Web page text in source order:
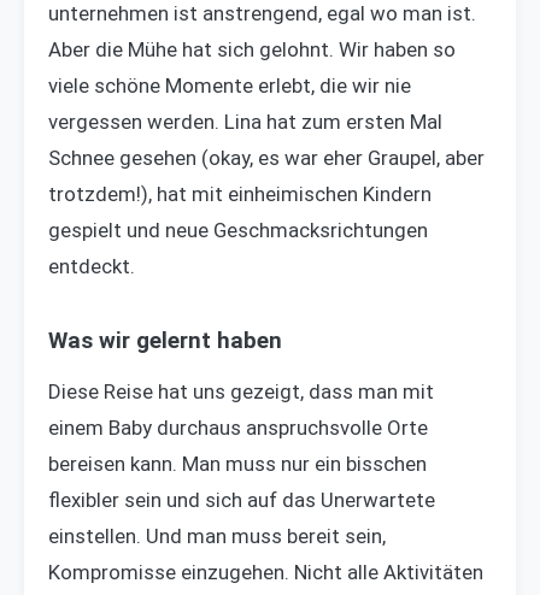
unternehmen ist anstrengend, egal wo man ist.
Aber die Mühe hat sich gelohnt. Wir haben so
viele schöne Momente erlebt, die wir nie
vergessen werden. Lina hat zum ersten Mal
Schnee gesehen (okay, es war eher Graupel, aber
trotzdem!), hat mit einheimischen Kindern
gespielt und neue Geschmacksrichtungen
entdeckt.
Was wir gelernt haben
Diese Reise hat uns gezeigt, dass man mit
einem Baby durchaus anspruchsvolle Orte
bereisen kann. Man muss nur ein bisschen
flexibler sein und sich auf das Unerwartete
einstellen. Und man muss bereit sein,
Kompromisse einzugehen. Nicht alle Aktivitäten